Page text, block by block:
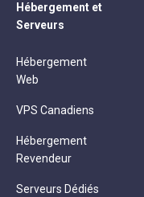
Hébergement et
Serveurs
Hébergement
Web
VPS Canadiens
Hébergement
Revendeur
Serveurs Dédiés